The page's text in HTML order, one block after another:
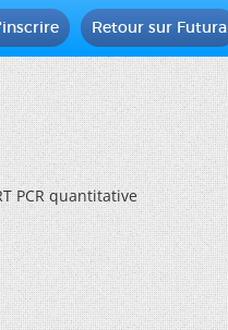
Retour sur Futura
PCR quantitative